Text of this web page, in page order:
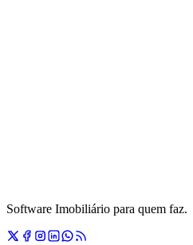
Software Imobiliário para quem faz.